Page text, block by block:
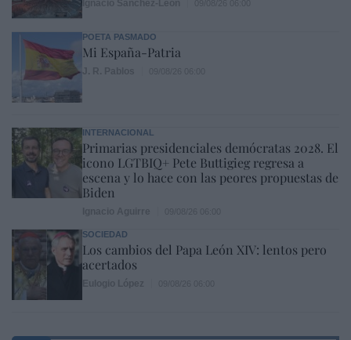
POETA PASMADO
Mi España-Patria
INTERNACIONAL
Primarias presidenciales demócratas 2028. El
icono LGTBIQ+ Pete Buttigieg regresa a
escena y lo hace con las peores propuestas de
Biden
SOCIEDAD
Los cambios del Papa León XIV: lentos pero
acertados